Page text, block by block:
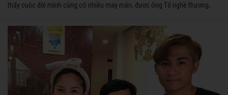
thấy cuộc đời mình cũng có nhiều may mắn, được ông Tổ nghề thương,
ngược nhận được những cơ may để từng bước thành danh với nghiệp ca
diễn”.